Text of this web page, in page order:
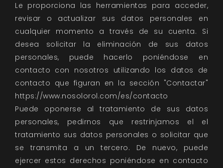
Le proporciona las herramientas para acceder,
revisar o actualizar sus datos personales en
cualquier momento a través de su cuenta. Si
desea solicitar la eliminación de sus datos
personales, puede hacerlo poniéndose en
contacto con nosotros utilizando los datos de
contacto que figuran en la sección "Contactar"
https://www.nosolorol.com/es/contacto
Puede oponerse al tratamiento de sus datos
personales, pedirnos que restrinjamos el el
tratamiento sus datos personales o solicitar que
se transmita a un tercero. De nuevo, puede
ejercer estos derechos poniéndose en contacto